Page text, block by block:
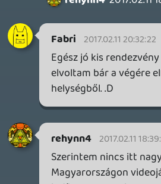
reptile 2017.02.10 23:33:46 #04yj4
Zsir 🙂 Remelem, osszefutunk.
Stinger 2017.02.10 23:31:23
Stinger 2017.02.10 23:31:23
A csúcsban mindenképpen.
reptile 2017.02.10 23:29:51
reptile 2017.02.10 23:29:51 #04yj2
Vegig kint lesztek?